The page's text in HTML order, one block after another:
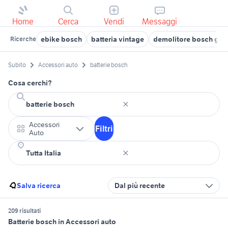
Home Cerca Vendi Messaggi
Ricerche ebike bosch batteria vintage demolitore bosch
Subito Accessori auto batterie bosch
Cosa cerchi?
Accessori
Auto
Filtri
Salva ricerca Dal più recente
209 risultati
Batterie bosch in Accessori auto